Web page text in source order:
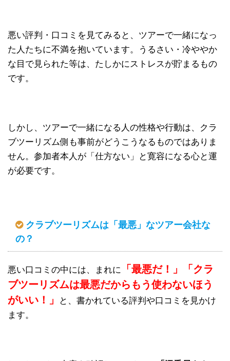
悪い評判・口コミを見てみると、ツアーで一緒になっ
た人たちに不満を抱いています。うるさい・冷ややか
な目で見られた等は、たしかにストレスが貯まるもの
です。
しかし、ツアーで一緒になる人の性格や行動は、クラ
ブツーリズム側も事前がどうこうなるものではありま
せん。参加者本人が「仕方ない」と寛容になる心と運
が必要です。
クラブツーリズムは「最悪」なツアー会社な
の？
悪い口コミの中には、まれに
「最悪だ！」「クラ
ブツーリズムは最悪だからもう使わないほう
がいい！」
と、書かれている評判や口コミを見かけ
ます。